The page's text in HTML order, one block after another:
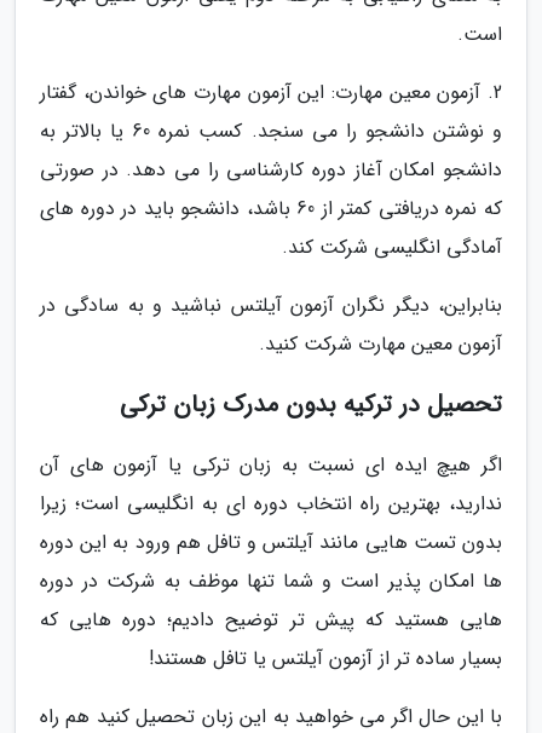
است.
2. آزمون معین مهارت: این آزمون مهارت های خواندن، گفتار
و نوشتن دانشجو را می سنجد. کسب نمره 60 یا بالاتر به
دانشجو امکان آغاز دوره کارشناسی را می دهد. در صورتی
که نمره دریافتی کمتر از 60 باشد، دانشجو باید در دوره های
آمادگی انگلیسی شرکت کند.
بنابراین، دیگر نگران آزمون آیلتس نباشید و به سادگی در
آزمون معین مهارت شرکت کنید.
تحصیل در ترکیه بدون مدرک زبان ترکی
اگر هیچ ایده ای نسبت به زبان ترکی یا آزمون های آن
ندارید، بهترین راه انتخاب دوره ای به انگلیسی است؛ زیرا
بدون تست هایی مانند آیلتس و تافل هم ورود به این دوره
ها امکان پذیر است و شما تنها موظف به شرکت در دوره
هایی هستید که پیش تر توضیح دادیم؛ دوره هایی که
بسیار ساده تر از آزمون آیلتس یا تافل هستند!
با این حال اگر می خواهید به این زبان تحصیل کنید هم راه